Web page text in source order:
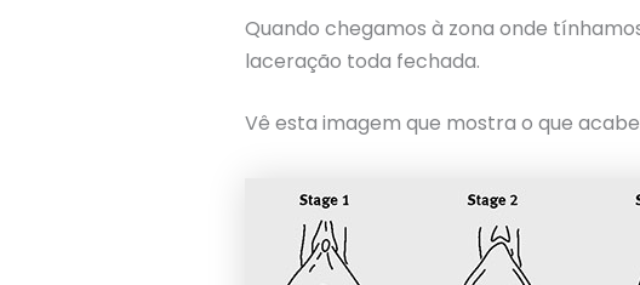
Quando chegamos à zona onde
laceração toda fechada.
Vê esta imagem que mostra o que